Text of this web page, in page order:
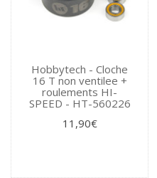
Hobbytech - Cloche
16 T non ventilee +
roulements HI-
SPEED - HT-560226
11,90€